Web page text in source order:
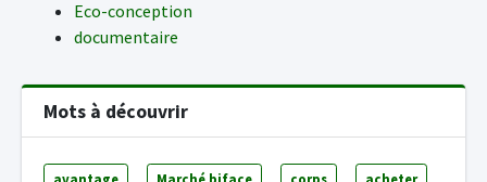
Eco-conception
documentaire
Mots à découvrir